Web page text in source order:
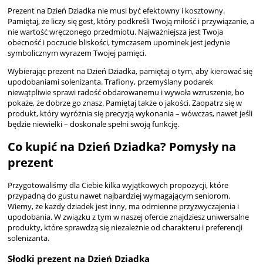
Prezent na Dzień Dziadka nie musi być efektowny i kosztowny.
Pamiętaj, że liczy się gest, który podkreśli Twoją miłość i przywiązanie, a
nie wartość wręczonego przedmiotu. Najważniejsza jest Twoja
obecność i poczucie bliskości, tymczasem upominek jest jedynie
symbolicznym wyrazem Twojej pamięci.
Wybierając prezent na Dzień Dziadka, pamiętaj o tym, aby kierować się
upodobaniami solenizanta. Trafiony, przemyślany podarek
niewątpliwie sprawi radość obdarowanemu i wywoła wzruszenie, bo
pokaże, że dobrze go znasz. Pamiętaj także o jakości. Zaopatrz się w
produkt, który wyróżnia się precyzją wykonania – wówczas, nawet jeśli
będzie niewielki – doskonale spełni swoją funkcję.
Co kupić na Dzień Dziadka? Pomysły na
prezent
Przygotowaliśmy dla Ciebie kilka wyjątkowych propozycji, które
przypadną do gustu nawet najbardziej wymagającym seniorom.
Wiemy, że każdy dziadek jest inny, ma odmienne przyzwyczajenia i
upodobania. W związku z tym w naszej ofercie znajdziesz uniwersalne
produkty, które sprawdzą się niezależnie od charakteru i preferencji
solenizanta.
Słodki prezent na Dzień Dziadka